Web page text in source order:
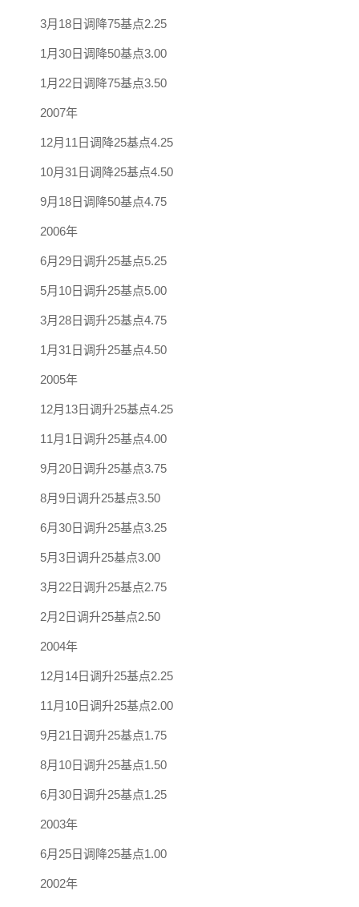
3月18日调降75基点2.25
1月30日调降50基点3.00
1月22日调降75基点3.50
2007年
12月11日调降25基点4.25
10月31日调降25基点4.50
9月18日调降50基点4.75
2006年
6月29日调升25基点5.25
5月10日调升25基点5.00
3月28日调升25基点4.75
1月31日调升25基点4.50
2005年
12月13日调升25基点4.25
11月1日调升25基点4.00
9月20日调升25基点3.75
8月9日调升25基点3.50
6月30日调升25基点3.25
5月3日调升25基点3.00
3月22日调升25基点2.75
2月2日调升25基点2.50
2004年
12月14日调升25基点2.25
11月10日调升25基点2.00
9月21日调升25基点1.75
8月10日调升25基点1.50
6月30日调升25基点1.25
2003年
6月25日调降25基点1.00
2002年